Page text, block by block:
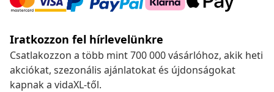
Iratkozzon fel hírlevelünkre
Csatlakozzon a több mint 700 000 vásárlóhoz, akik heti
akciókat, szezonális ajánlatokat és újdonságokat
kapnak a vidaXL-től.